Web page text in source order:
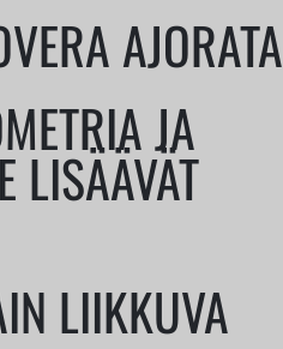
AJORATA
JA
LISÄÄVÄT
LIIKKUVA